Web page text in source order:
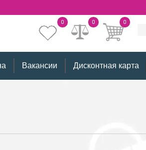
0
0
0
Вакансии Дисконтная карта